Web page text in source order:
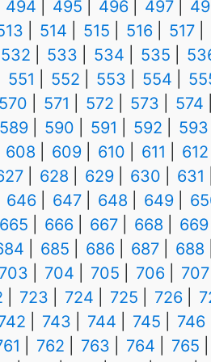
494 495 496 497
514 515 516
517
532 533 534 535
551 552 553 554
570 571 572 573
574
589 590 591 592
593
608 609 610 611
612
628 629 630
631
646 647 648 649
665 666 667 668
669
685 686 687
688
703 704 705 706
707
723 724 725 726
743 744 745
746
762 763 764
765